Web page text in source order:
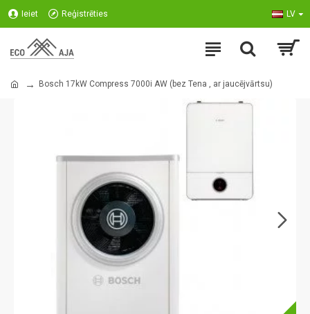
Ieiet Reģistrēties LV
Bosch 17kW Compress 7000i AW (bez Tena , ar jaucējvārtsu)